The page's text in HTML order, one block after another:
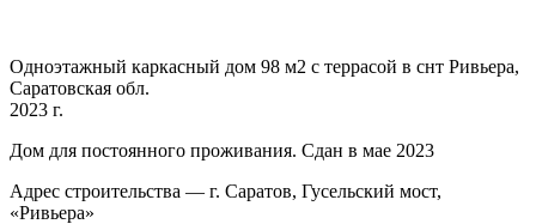
Одноэтажный каркасный дом 98 м2 с террасой в снт Ривьера,
Саратовская обл.
2023 г.
Дом для постоянного проживания. Сдан в мае 2023
Адрес строительства — г. Саратов, Гусельский мост,
«Ривьера»